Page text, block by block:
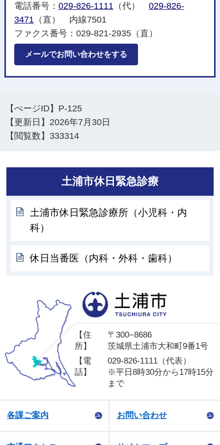
電話番号： 029-826-1111 （代） 029-826-
3471 （直） 内線7501
ファクス番号：029-821-2935（直）
メールでお問い合わせをする
【ぺージID】 P-125
【更新日】 2026年7月30日
【閲覧数】 333314
土浦市休日緊急診療
土浦市休日緊急診療所（小児科・内
科）
休日当番医（内科・外科・歯科）
【住
所】
〒300−8686
茨城県土浦市大和町9番1号
【電
話】
029-826-1111（代表）
※平日8時30分から17時15分
まで
各課ご案内 お問い合わせ